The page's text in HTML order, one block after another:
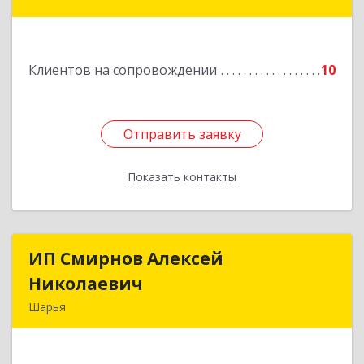
Клиентов на сопровождении 10
Отправить заявку
Показать контакты
Отправить заявку
Назад
ИП Смирнов Алексей
Николаевич
Шарья
ИП Смирнов Алексей